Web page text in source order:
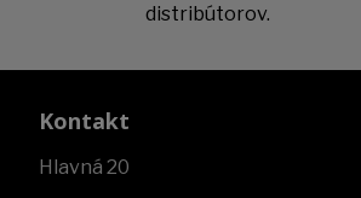
distribútorov.
Kontakt
Hlavná 20